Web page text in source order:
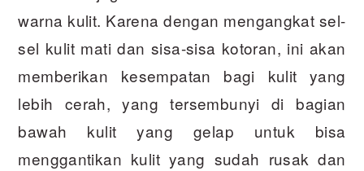
warna kulit. Karena dengan mengangkat sel-
sel kulit mati dan sisa-sisa kotoran, ini akan
memberikan kesempatan bagi kulit yang
lebih cerah, yang tersembunyi di bagian
bawah kulit yang gelap untuk bisa
menggantikan kulit yang sudah rusak dan